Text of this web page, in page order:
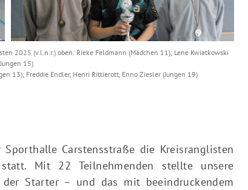
2025 (v.l.n.r.) oben: Rieke Feldmann (Mädchen 11); Lene Kwiatkowski
15)
13); Freddie Endler, Henri Rittierott, Enno Ziesler (Jungen 19)
Carstensstraße die Kreisranglisten
Mit 22 Teilnehmenden stellte unsere
Starter – und das mit beeindruckendem